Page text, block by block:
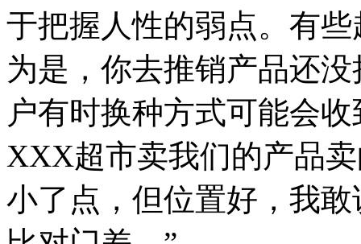
于把握人性的弱点。有
为是，你去推销产品还
户有时换种方式可能会
XXX超市卖我们的产品
小了点，但位置好，我